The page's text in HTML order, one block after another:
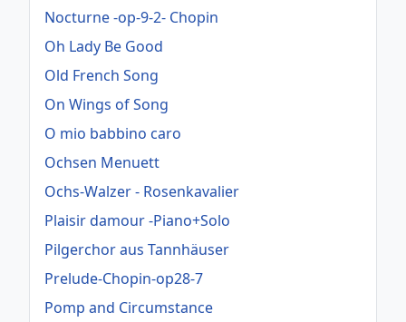
Nocturne -op-9-2- Chopin
Oh Lady Be Good
Old French Song
On Wings of Song
O mio babbino caro
Ochsen Menuett
Ochs-Walzer - Rosenkavalier
Plaisir damour -Piano+Solo
Pilgerchor aus Tannhäuser
Prelude-Chopin-op28-7
Pomp and Circumstance